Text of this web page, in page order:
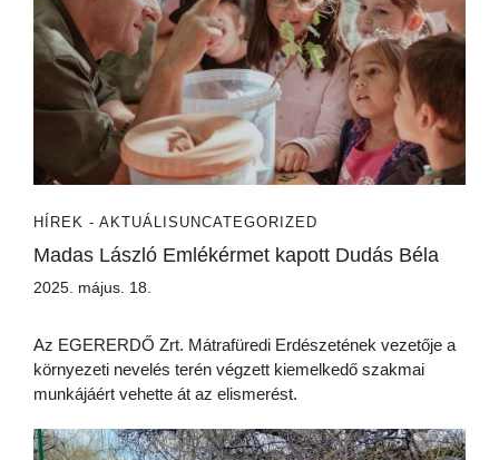
HÍREK - AKTUÁLIS UNCATEGORIZED
Madas László Emlékérmet kapott Dudás Béla
2025. május. 18.
Az EGERERDŐ Zrt. Mátrafüredi Erdészetének vezetője a
környezeti nevelés terén végzett kiemelkedő szakmai
munkájáért vehette át az elismerést.